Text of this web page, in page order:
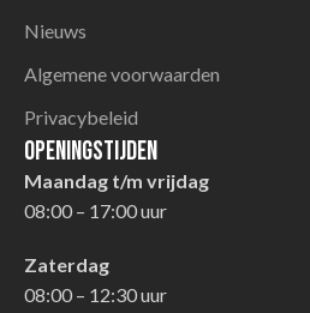
Nieuws
Algemene voorwaarden
Privacybeleid
Openingstijden
Maandag t/m vrijdag
08:00 – 17:00 uur
Zaterdag
08:00 – 12:30 uur